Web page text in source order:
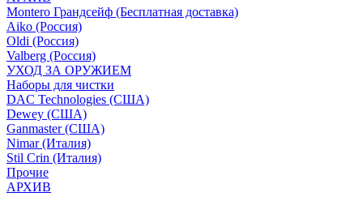
Montero Грандсейф (Бесплатная доставка)
Aiko (Россия)
Oldi (Россия)
Valberg (Россия)
УХОД ЗА ОРУЖИЕМ
Наборы для чистки
DAC Technologies (США)
Dewey (США)
Ganmaster (США)
Nimar (Италия)
Stil Crin (Италия)
Прочие
АРХИВ